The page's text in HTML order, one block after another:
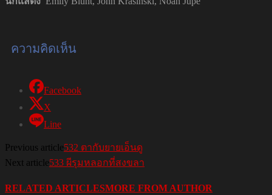
ความคิดเห็น
Facebook
X
Line
Previous article532 ตากับยายเอ็นดู
Next article533 ผีรุมหลอกที่สงขลา
RELATED ARTICLESMORE FROM AUTHOR